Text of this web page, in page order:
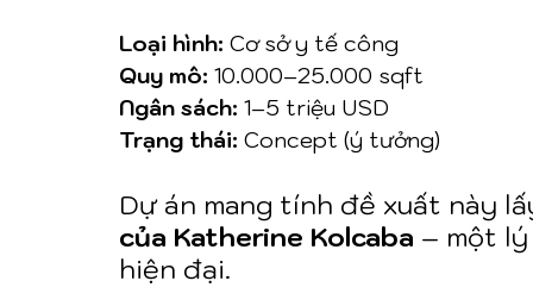
Loại hình: Cơ sở y tế công
Quy mô: 10.000–25.000 sqft
Ngân sách: 1–5 triệu USD
Trạng thái: Concept (ý tưởng)
Dự án mang tính đề xuất này
của Katherine Kolcaba – một
hiện đại.